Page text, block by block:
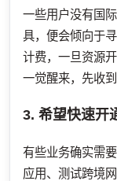
一些用户没有国
具，便会倾向于
计费，一旦资源
一觉醒来，先收
3. 希望快速开
有些业务确实需
应用、测试跨境